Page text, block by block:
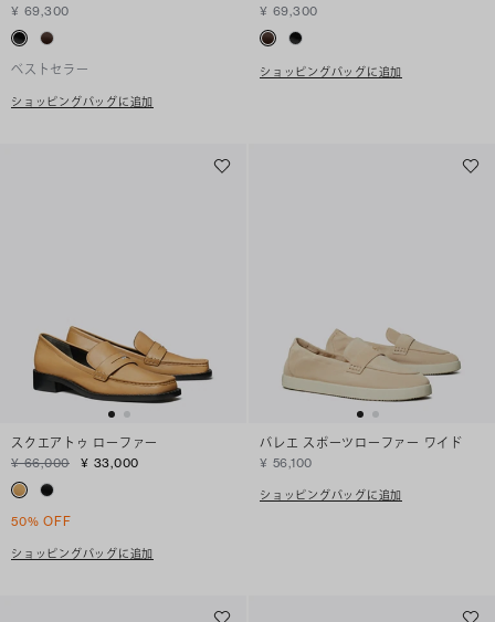
¥ 69,300
ベストセラー
ショッピングバッグに追加
¥ 69,300
ショッピングバッグに追加
スクエアトゥ ローファー
¥ 66,000
¥ 33,000
50% OFF
ショッピングバッグに追加
バレエ スポーツローファー ワイド
¥ 56,100
ショッピングバッグに追加